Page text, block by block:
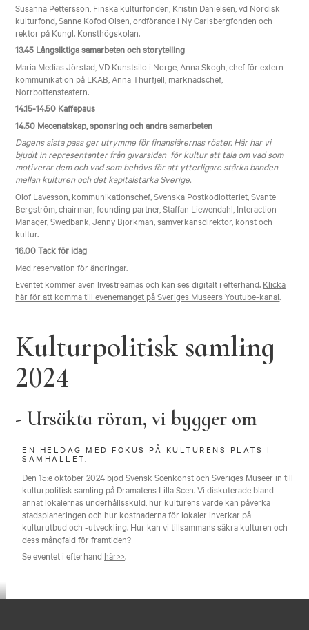
Susanna Pettersson, Finska kulturfonden, Kristin Danielsen, vd Nordisk
kulturfond, Sanne Kofod Olsen, ordförande i Ny Carlsbergfonden och
rektor på Kungl. Konsthögskolan.
13.45 Långsiktiga samarbeten och storytelling
Maria Medias Jörstad, VD Kunstsilo i Norge, Anna Skogh, chef för extern
kommunikation på LKAB, Anna Thurfjell, marknadschef,
Norrbottensteatern.
14.15-14.50 Kaffepaus
14.50 Mecenatskap, sponsring och andra samarbeten
Dagens sista pass ger utrymme för finansiärernas röster. Här har vi
bjudit in representanter från givarsidan för kultur att tala om vad som
motiverar dem och vad som behövs för att ytterligare stärka banden
mellan kulturen och det kapitalstarka Sverige.
Olof Lavesson, kommunikationschef, Svenska Postkodlotteriet, Svante
Bergström, chairman, founding partner, Staffan Liewendahl, Interaction
Manager, Swedbank, Jenny Björkman, samverkansdirektör, konst och
kultur.
16.00 Tack för idag
Med reservation för ändringar.
Eventet kommer även livestreamas och kan ses digitalt i efterhand. Klicka
här för att komma till evenemanget på Sveriges Museers Youtube-kanal.
Kulturpolitisk samling
2024
- Ursäkta röran, vi bygger om
EN HELDAG MED FOKUS PÅ KULTURENS PLATS I
SAMHÄLLET.
Den 15:e oktober 2024 bjöd Svensk Scenkonst och Sveriges Museer in till
kulturpolitisk samling på Dramatens Lilla Scen. Vi diskuterade bland
annat lokalernas underhållsskuld , hur kulturens värde kan påverka
stadsplaneringen och hur kostnaderna för lokaler inverkar på
kulturutbud och -utveckling. Hur kan vi tillsammans säkra kulturen och
dess mångfald för framtiden?
Se eventet i efterhand här>>.